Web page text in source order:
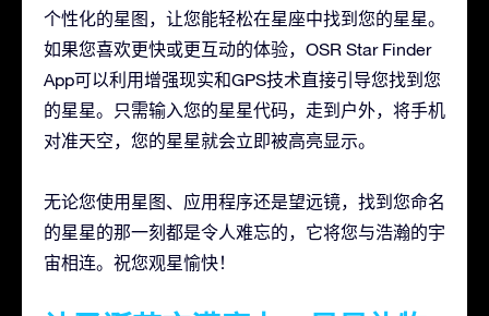
个性化的星图，让您能轻松在星座中找到您的星星。
如果您喜欢更快或更互动的体验，OSR Star Finder
App可以利用增强现实和GPS技术直接引导您找到您
的星星。只需输入您的星星代码，走到户外，将手机
对准天空，您的星星就会立即被高亮显示。
无论您使用星图、应用程序还是望远镜，找到您命名
的星星的那一刻都是令人难忘的，它将您与浩瀚的宇
宙相连。祝您观星愉快！